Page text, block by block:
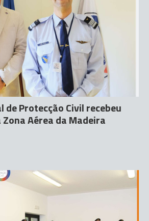
de Protecção Civil recebeu
Aérea da Madeira